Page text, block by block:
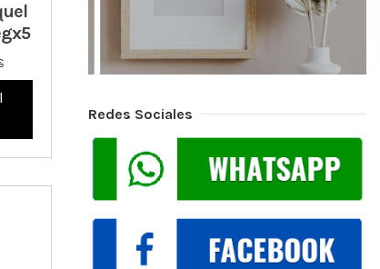
Redes Sociales